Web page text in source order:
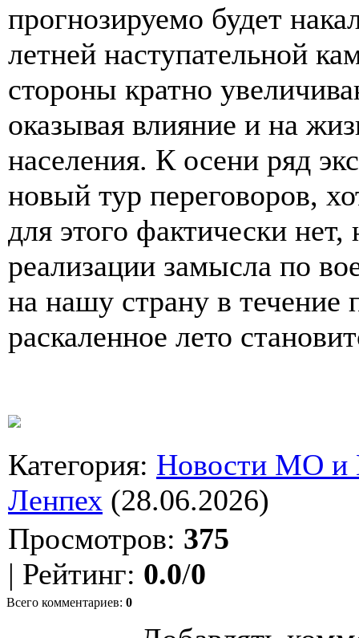
прогнозируемо будет
летней наступательной
стороны кратно
оказывая влияние и на
населения. К осени ряд
новый тур переговоров,
для этого фактически
реализации замысла по
на нашу страну в течение
раскаленное лето
Категория: Новости МО
Ленпех (28.06.2026)
Просмотров: 375
| Рейтинг: 0.0/0
Всего комментариев: 0